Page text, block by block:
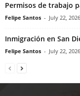
Permisos de trabajo
Felipe Santos - July 22, 2026
Inmigración en San
Felipe Santos - July 22, 2026